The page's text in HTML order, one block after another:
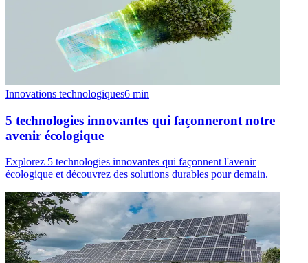
Innovations technologiques6 min
5 technologies innovantes qui façonneront notre
avenir écologique
Explorez 5 technologies innovantes qui façonnent l'avenir
écologique et découvrez des solutions durables pour demain.